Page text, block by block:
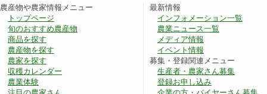
農産物や農家情報メニュー
トップページ
旬のおすすめ農産物
商品を探す
農産物を探す
農家を探す
収穫カレンダー
農業体験
最新情報
インフォメーション一覧
農業ニュース一覧
メディア情報
イベント情報
募集・登録関連メニュー
生産者・農家さん募集
登録お申し込み